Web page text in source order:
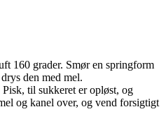
160 grader. Smør en springform
den med mel.
til sukkeret er opløst, og
og kanel over, og vend forsigtigt